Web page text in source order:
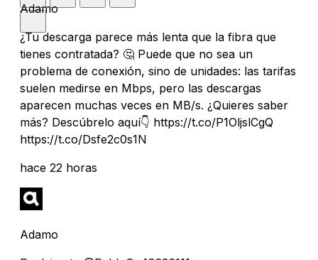
Adamo
¿Tu descarga parece más lenta que la fibra que
tienes contratada? 🤔 Puede que no sea un
problema de conexión, sino de unidades: las tarifas
suelen medirse en Mbps, pero las descargas
aparecen muchas veces en MB/s. ¿Quieres saber
más? Descúbrelo aquí👇 https://t.co/P1OljslCgQ
https://t.co/Dsfe2c0s1N
hace 22 horas
Adamo